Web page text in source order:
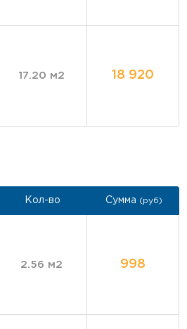
17.20 м2 18 920
Кол-во Сумма (руб)
2.56 м2 998